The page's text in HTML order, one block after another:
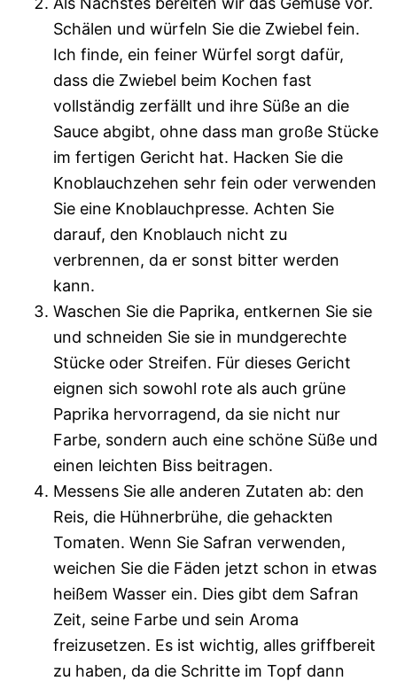
Schälen und würfeln Sie die Zwiebel fein.
Ich finde, ein feiner Würfel sorgt dafür,
dass die Zwiebel beim Kochen fast
vollständig zerfällt und ihre Süße an die
Sauce abgibt, ohne dass man große Stücke
im fertigen Gericht hat. Hacken Sie die
Knoblauchzehen sehr fein oder verwenden
Sie eine Knoblauchpresse. Achten Sie
darauf, den Knoblauch nicht zu
verbrennen, da er sonst bitter werden
kann.
Waschen Sie die Paprika, entkernen Sie sie
und schneiden Sie sie in mundgerechte
Stücke oder Streifen. Für dieses Gericht
eignen sich sowohl rote als auch grüne
Paprika hervorragend, da sie nicht nur
Farbe, sondern auch eine schöne Süße und
einen leichten Biss beitragen.
Messens Sie alle anderen Zutaten ab: den
Reis, die Hühnerbrühe, die gehackten
Tomaten. Wenn Sie Safran verwenden,
weichen Sie die Fäden jetzt schon in etwas
heißem Wasser ein. Dies gibt dem Safran
Zeit, seine Farbe und sein Aroma
freizusetzen. Es ist wichtig, alles griffbereit
zu haben, da die Schritte im Topf dann